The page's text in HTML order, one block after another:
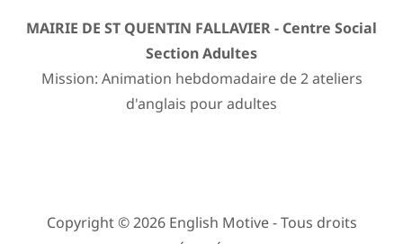
MAIRIE DE ST QUENTIN FALLAVIER - Centre Social
Section Adultes
Mission: Animation hebdomadaire de 2 ateliers
d'anglais pour adultes
Copyright © 2026 English Motive - Tous droits